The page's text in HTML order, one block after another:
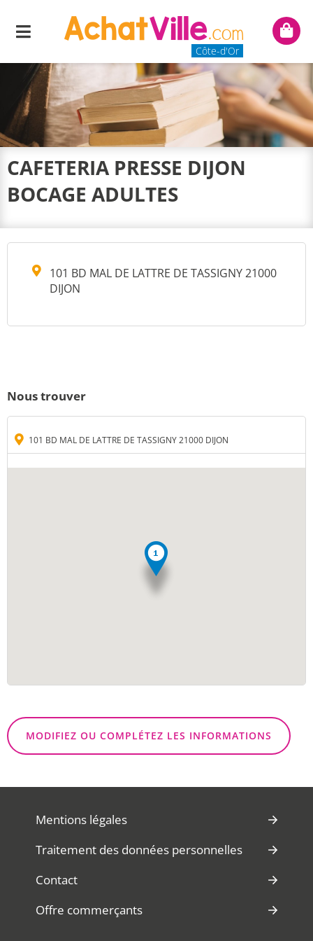
Menu
Côte-d'Or
Mon
CAFETERIA PRESSE DIJON
BOCAGE ADULTES
101 BD MAL DE LATTRE DE TASSIGNY 21000
DIJON
Nous trouver
101 BD MAL DE LATTRE DE TASSIGNY 21000 DIJON
MODIFIEZ OU COMPLÉTEZ LES INFORMATIONS
Mentions légales
Traitement des données personnelles
Contact
Offre commerçants